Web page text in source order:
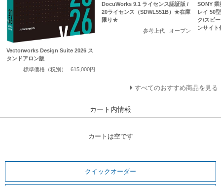
Vectorworks Design Suite 2026 ス
タンドアロン版
標準価格（税別）
615,000円
DocuWorks 9.1 ライセンス認証版 /
20ライセンス（SDWL551B）★在庫
限り★
参考上代
オープン
SONY 業
レイ 50
ク/スピ
ンサイト
すべてのおすすめ商品を見る
カート内情報
カートは空です
クイックオーダー